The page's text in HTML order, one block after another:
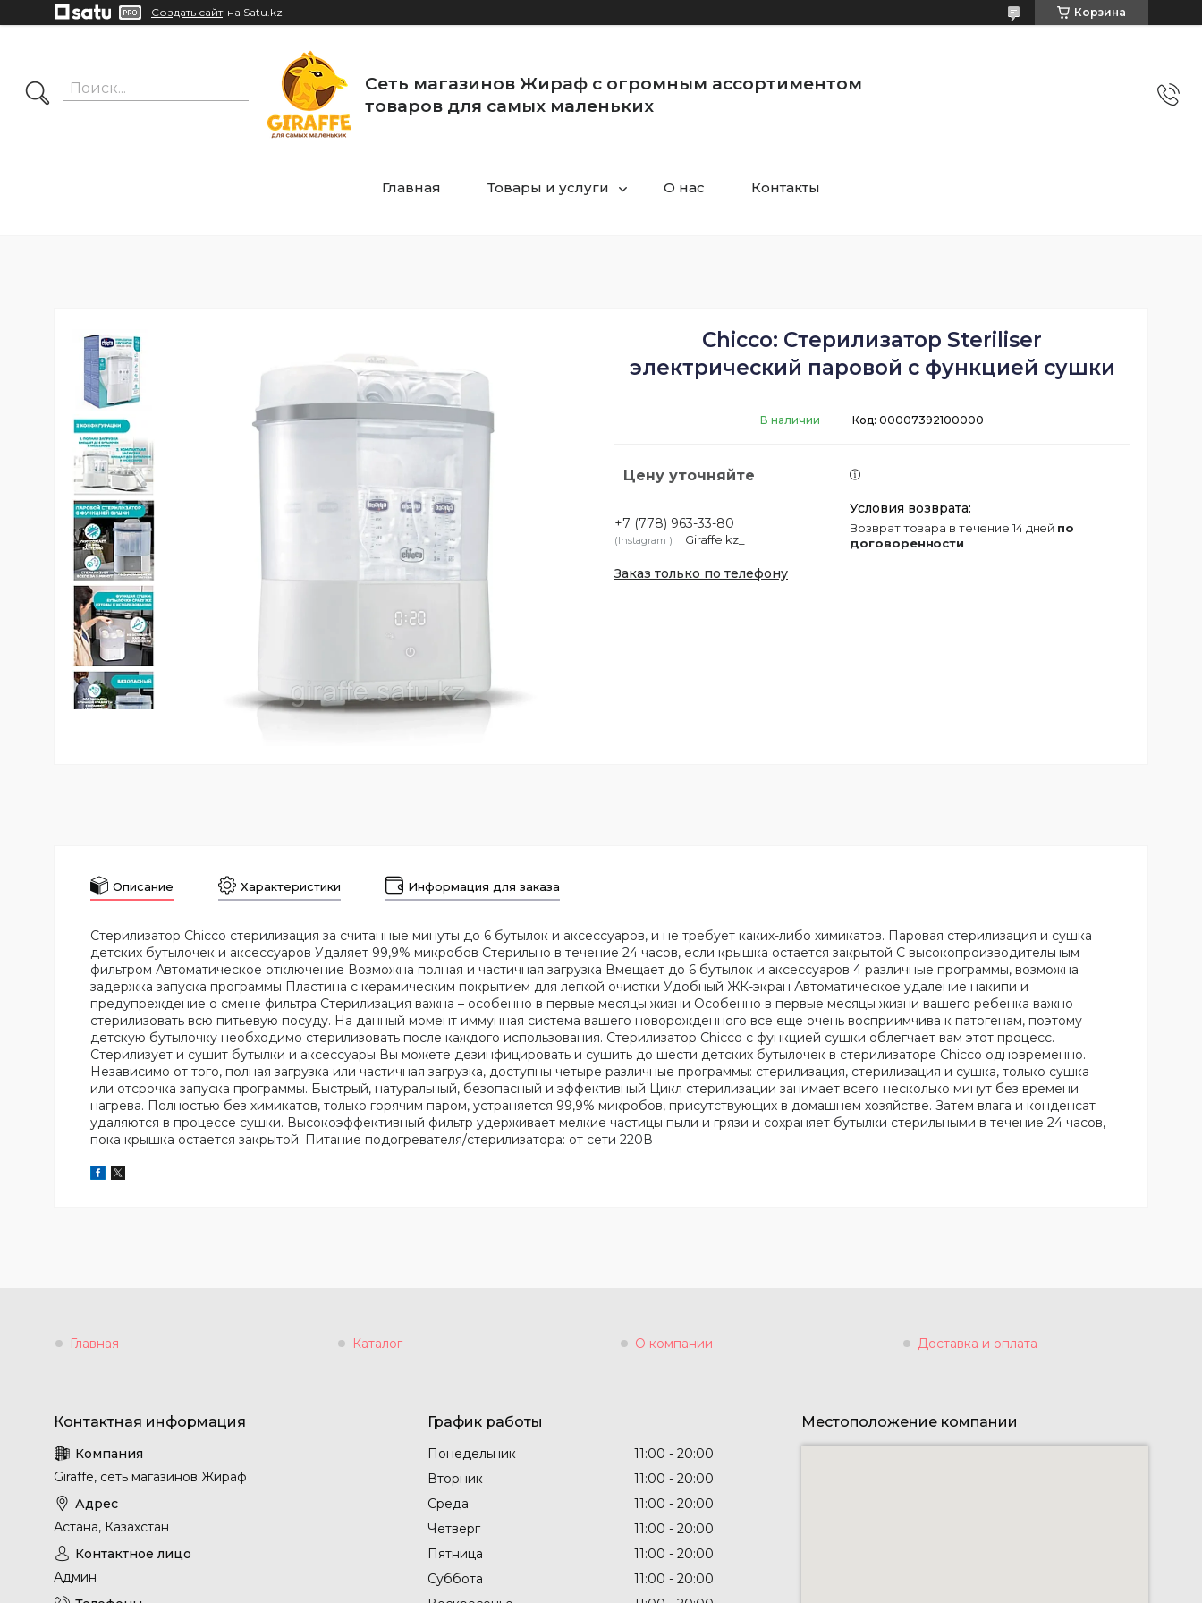
Создать сайт на Satu.kz Корзина
Сеть магазинов Жираф с огромным ассортиментом
товаров для самых маленьких
Главная Товары и услуги О нас Контакты
Chicco: Стерилизатор Steriliser
электрический паровой с функцией сушки
В наличии Код: 00007392100000
Цену уточняйте
+7 (778) 963-33-80
Instagram Giraffe.kz_
Заказ только по телефону
возврат товара в течение 14 дней по
договоренности
Описание Характеристики Информация для заказа
Стерилизатор Chicco стерилизация за считанные минуты до 6 бутылок и аксессуаров, и не требует каких-либо химикатов. Паровая стерилизация и сушка
детских бутылочек и аксессуаров Удаляет 99,9% микробов Стерильно в течение 24 часов, если крышка остается закрытой С высокопроизводительным
фильтром Автоматическое отключение Возможна полная и частичная загрузка Вмещает до 6 бутылок и аксессуаров 4 различные программы, возможна
задержка запуска программы Пластина с керамическим покрытием для легкой очистки Удобный ЖК-экран Автоматическое удаление накипи и
предупреждение о смене фильтра Стерилизация важна – особенно в первые месяцы жизни Особенно в первые месяцы жизни вашего ребенка важно
стерилизовать всю питьевую посуду. На данный момент иммунная система вашего новорожденного все еще очень восприимчива к патогенам, поэтому
детскую бутылочку необходимо стерилизовать после каждого использования. Стерилизатор Chicco с функцией сушки облегчает вам этот процесс.
Стерилизует и сушит бутылки и аксессуары Вы можете дезинфицировать и сушить до шести детских бутылочек в стерилизаторе Chicco одновременно.
Независимо от того, полная загрузка или частичная загрузка, доступны четыре различные программы: стерилизация, стерилизация и сушка, только сушка
или отсрочка запуска программы. Быстрый, натуральный, безопасный и эффективный Цикл стерилизации занимает всего несколько минут без времени
нагрева. Полностью без химикатов, только горячим паром, устраняется 99,9% микробов, присутствующих в домашнем хозяйстве. Затем влага и конденсат
удаляются в процессе сушки. Высокоэффективный фильтр удерживает мелкие частицы пыли и грязи и сохраняет бутылки стерильными в течение 24 часов,
пока крышка остается закрытой. Питание подогревателя/стерилизатора: от сети 220В
Главная Каталог О компании Доставка и оплата
Giraffe, сеть магазинов Жираф
Астана, Казахстан
Админ
График работы
Понедельник 11:00
20:00
Вторник
11:00
20:00
Среда
11:00
20:00
Четверг
11:00
20:00
Пятница
11:00
20:00
Суббота
11:00
20:00
Местоположение компании